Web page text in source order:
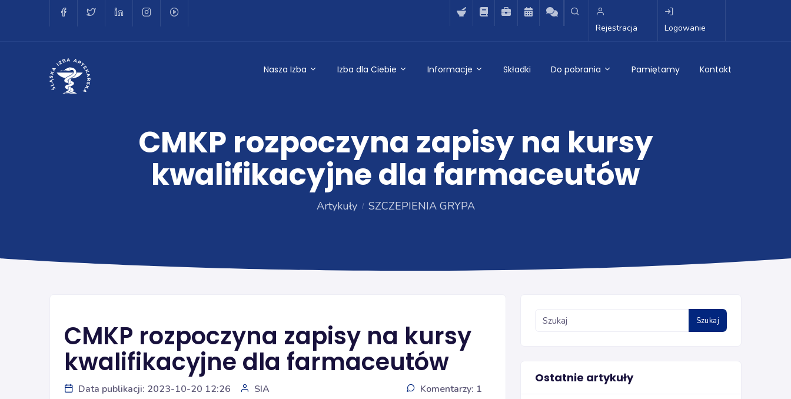
Rejestracja Logowanie
Nasza Izba Izba dla Ciebie Informacje Składki Do pobrania Pamiętamy Kontakt
CMKP rozpoczyna zapisy na kursy
kwalifikacyjne dla farmaceutów
Artykuły SZCZEPIENIA GRYPA
CMKP rozpoczyna zapisy na kursy
kwalifikacyjne dla farmaceutów
Data publikacji: 2023-10-20 12:26 SIA Komentarzy: 1
Szukaj
Ostatnie artykuły